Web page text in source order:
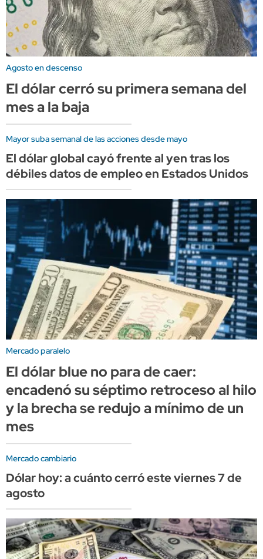
Agosto en descenso
El dólar cerró su primera semana del
mes a la baja
Mayor suba semanal de las acciones desde mayo
El dólar global cayó frente al yen tras los
débiles datos de empleo en Estados Unidos
Mercado paralelo
El dólar blue no para de caer:
encadenó su séptimo retroceso al hilo
y la brecha se redujo a mínimo de un
mes
Mercado cambiario
Dólar hoy: a cuánto cerró este viernes 7 de
agosto